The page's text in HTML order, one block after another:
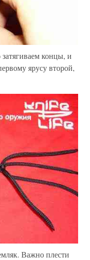
концы, и
ярусу второй,
Важно плести